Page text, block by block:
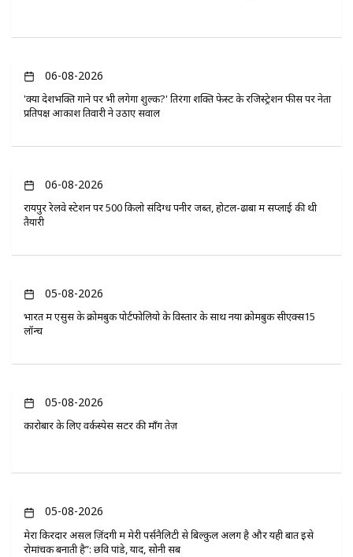
06-08-2026
'क्या देशभक्ति गाने पर भी लगेगा शुल्क?' तिरंगा शक्ति फेस्ट के रजिस्ट्रेशन फीस पर नेता
प्रतिपक्ष आकाश तिवारी ने उठाए सवाल
06-08-2026
रायपुर रेलवे स्टेशन पर 500 किलो संदिग्ध पनीर जब्त, होटल-ढाबों में सप्लाई की थी
तैयारी
05-08-2026
भारत में एसुस के क्रोमबुक पोर्टफोलियो के विस्तार के साथ नया क्रोमबुक सीएक्स15
लॉन्च
05-08-2026
कारोबार के लिए वर्कस्पेस सेंटर की माँग तेज़
05-08-2026
मेरा किरदार असल ज़िंदगी में मेरी पर्सनैलिटी से बिल्कुल अलग है और यही बात इसे
रोमांचक बनाती है”: छवि पांडे, यादें, सोनी सब